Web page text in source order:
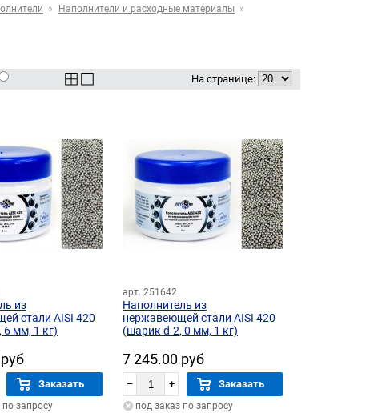
Наполнители и расходные материалы
На странице:
из
стали AISI 420
6 мм, 1 кг)
Заказать
по запросу
арт. 251642
Наполнитель из
нержавеющей стали AISI 420
(шарик d-2, 0 мм, 1 кг)
7 245.00 руб
– + Заказать
под заказ по запросу